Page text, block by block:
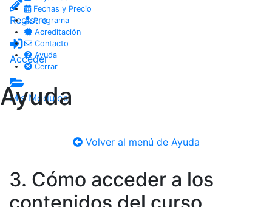
Registro
Acceder
Mis Módulos
Fechas y Precio
Programa
Acreditación
Contacto
Ayuda
Cerrar
Ayuda
Volver al menú de Ayuda
3. Cómo acceder a los
contenidos del curso